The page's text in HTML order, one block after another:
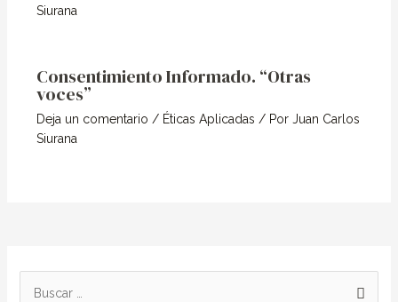
Siurana
Consentimiento Informado. “Otras
voces”
Deja un comentario / Éticas Aplicadas / PorJuan Carlos
Siurana